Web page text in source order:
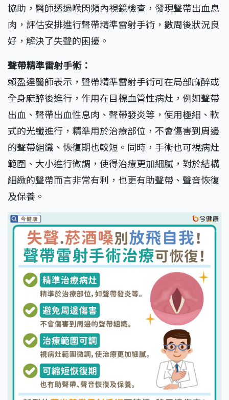
協助，醫師透過喉閃頻內視鏡檢查，發現聲帶出血息
肉，評估安排進行聲帶精準雷射手術，數周後狀況良
好，解決了失聲的困擾。
聲帶精準雷射手術：
賴盈達醫師表示，聲帶精準雷射手術可在局部麻醉或
全身麻醉後進行，作用在目標血管性病灶，例如聲帶
出血、聲帶出血性息肉、聲帶發炎等，使用極細、軟
式的光纖進行，精準用於治療部位，不會傷害到周邊
的聲帶組織、恢復期也較短。同時，手術也可視病灶
範圍、大小進行微調，使得治療更加細膩，對於結構
細緻的聲帶而言非常有利，也更有助聲帶、聲音恢復
及保養。